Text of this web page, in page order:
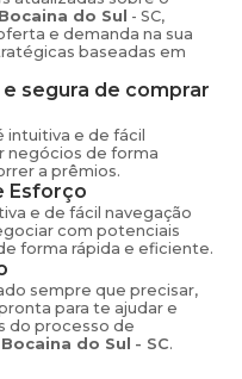
Bocaina do Sul - SC,
e demanda na sua
baseadas em
segura de comprar
intuitiva e de fácil
negócios de forma
a prêmios.
Esforço
e de fácil navegação
com potenciais
forma rápida e eficiente.
sempre que precisar,
para te ajudar e
do processo de
Bocaina do Sul - SC.